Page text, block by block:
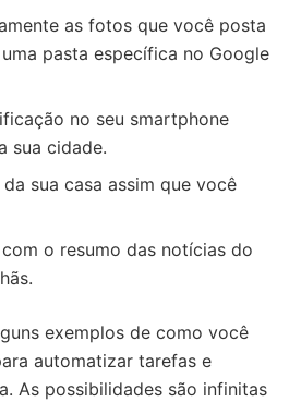
as fotos que você posta
pasta específica no Google
no seu smartphone
sua cidade.
sua casa assim que você
o resumo das notícias do
exemplos de como você
automatizar tarefas e
As possibilidades são infinitas